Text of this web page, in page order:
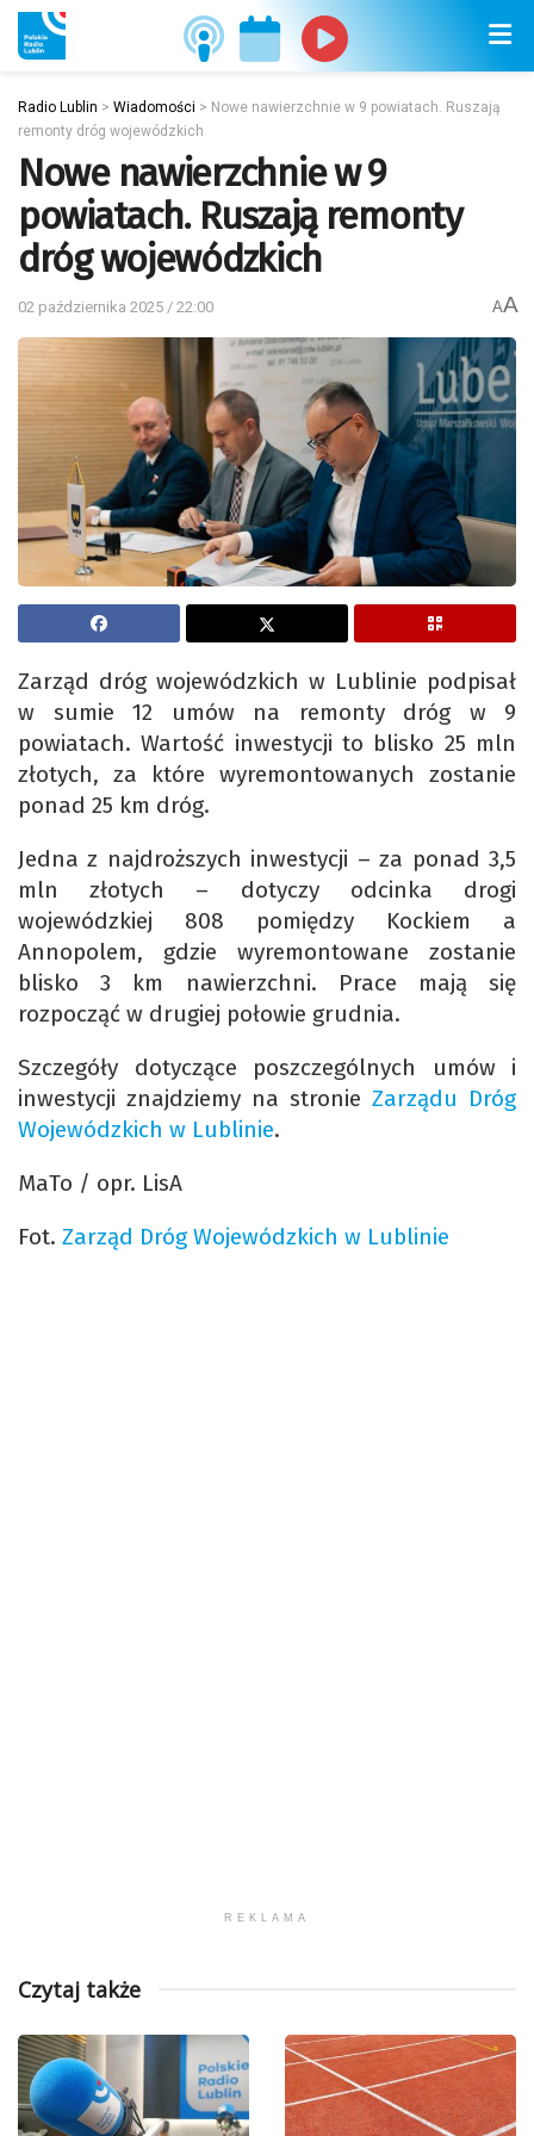
Radio Lublin > Wiadomości > Nowe nawierzchnie w 9 powiatach. Ruszają
remonty dróg wojewódzkich
Nowe nawierzchnie w 9
powiatach. Ruszają remonty
dróg wojewódzkich
02 października 2025 / 22:00 AA
Zarząd dróg wojewódzkich w Lublinie podpisał
w sumie 12 umów na remonty dróg w 9
powiatach. Wartość inwestycji to blisko 25 mln
złotych, za które wyremontowanych zostanie
ponad 25 km dróg.
Jedna z najdroższych inwestycji – za ponad 3,5
mln złotych – dotyczy odcinka drogi
wojewódzkiej 808 pomiędzy Kockiem a
Annopolem, gdzie wyremontowane zostanie
blisko 3 km nawierzchni. Prace mają się
rozpocząć w drugiej połowie grudnia.
Szczegóły dotyczące poszczególnych umów i
inwestycji znajdziemy na stronie Zarządu Dróg
Wojewódzkich w Lublinie.
MaTo / opr. LisA
Fot. Zarząd Dróg Wojewódzkich w Lublinie
REKLAMA
Czytaj także